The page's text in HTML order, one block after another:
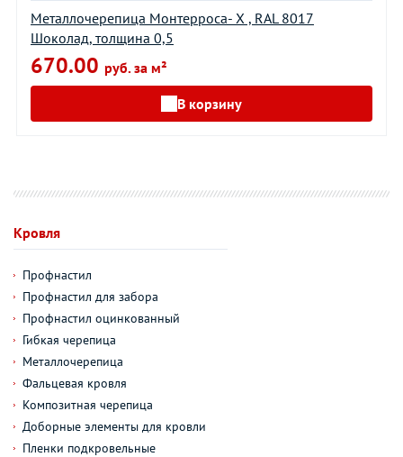
Металлочерепица Монтерроса- X , RAL 8017
Шоколад, толщина 0,5
670.00 руб. за м²
В корзину
Кровля
Профнастил
Профнастил для забора
Профнастил оцинкованный
Гибкая черепица
Металлочерепица
Фальцевая кровля
Композитная черепица
Доборные элементы для кровли
Пленки подкровельные